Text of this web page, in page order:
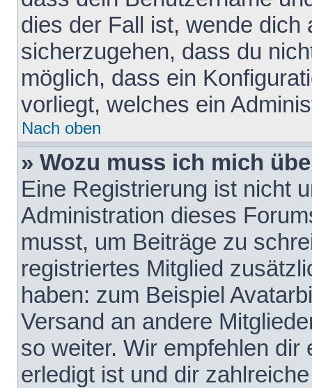
dies der Fall ist, wende dich
sicherzugehen, dass du
möglich, dass ein
vorliegt, welches ein
Nach oben
» Wozu muss ich mich
Eine Registrierung ist nicht
Administration dieses
musst, um Beiträge zu
registriertes Mitglied
haben: zum Beispiel
Versand an andere
so weiter. Wir empfehlen
erledigt ist und dir